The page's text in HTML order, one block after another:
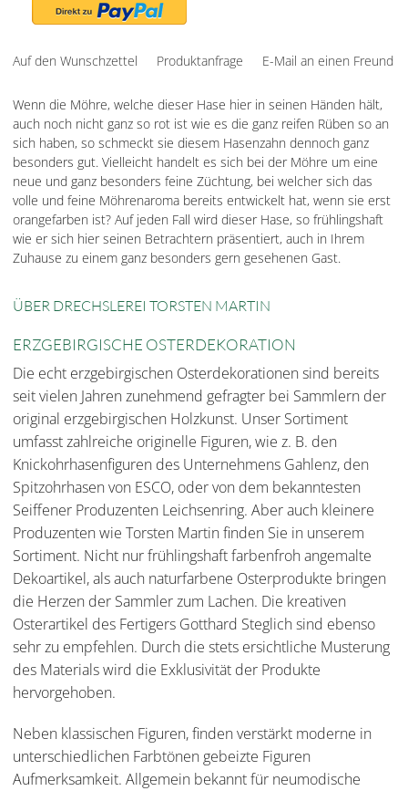
Auf den Wunschzettel Produktanfrage E-Mail an einen Freund
Wenn die Möhre, welche dieser Hase hier in seinen Händen hält,
auch noch nicht ganz so rot ist wie es die ganz reifen Rüben so an
sich haben, so schmeckt sie diesem Hasenzahn dennoch ganz
besonders gut. Vielleicht handelt es sich bei der Möhre um eine
neue und ganz besonders feine Züchtung, bei welcher sich das
volle und feine Möhrenaroma bereits entwickelt hat, wenn sie erst
orangefarben ist? Auf jeden Fall wird dieser Hase, so frühlingshaft
wie er sich hier seinen Betrachtern präsentiert, auch in Ihrem
Zuhause zu einem ganz besonders gern gesehenen Gast.
ÜBER DRECHSLEREI TORSTEN MARTIN
ERZGEBIRGISCHE OSTERDEKORATION
Die echt erzgebirgischen Osterdekorationen sind bereits
seit vielen Jahren zunehmend gefragter bei Sammlern der
original erzgebirgischen Holzkunst. Unser Sortiment
umfasst zahlreiche originelle Figuren, wie z. B. den
Knickohrhasenfiguren des Unternehmens Gahlenz, den
Spitzohrhasen von ESCO, oder von dem bekanntesten
Seiffener Produzenten Leichsenring. Aber auch kleinere
Produzenten wie Torsten Martin finden Sie in unserem
Sortiment. Nicht nur frühlingshaft farbenfroh angemalte
Dekoartikel, als auch naturfarbene Osterprodukte bringen
die Herzen der Sammler zum Lachen. Die kreativen
Osterartikel des Fertigers Gotthard Steglich sind ebenso
sehr zu empfehlen. Durch die stets ersichtliche Musterung
des Materials wird die Exklusivität der Produkte
hervorgehoben.
Neben klassischen Figuren, finden verstärkt moderne in
unterschiedlichen Farbtönen gebeizte Figuren
Aufmerksamkeit. Allgemein bekannt für neumodische